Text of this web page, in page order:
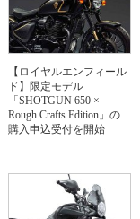
【ロイヤルエンフィール
ド】限定モデル
「SHOTGUN 650 ×
Rough Crafts Edition」の
購入申込受付を開始